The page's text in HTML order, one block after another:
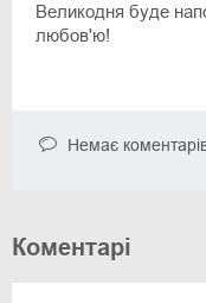
Великодня буде
любов'ю!
Немає
Коментарі